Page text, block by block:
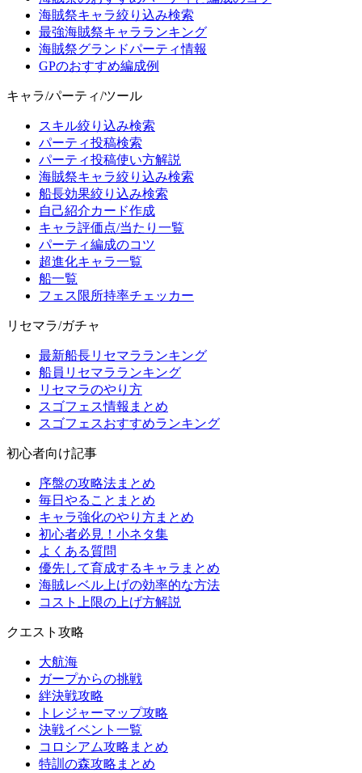
海賊祭キャラ絞り込み検索
最強海賊祭キャラランキング
海賊祭グランドパーティ情報
GPのおすすめ編成例
キャラ/パーティ/ツール
スキル絞り込み検索
パーティ投稿検索
パーティ投稿使い方解説
海賊祭キャラ絞り込み検索
船長効果絞り込み検索
自己紹介カード作成
キャラ評価点/当たり一覧
パーティ編成のコツ
超進化キャラ一覧
船一覧
フェス限所持率チェッカー
リセマラ/ガチャ
最新船長リセマラランキング
船員リセマラランキング
リセマラのやり方
スゴフェス情報まとめ
スゴフェスおすすめランキング
初心者向け記事
序盤の攻略法まとめ
毎日やることまとめ
キャラ強化のやり方まとめ
初心者必見！小ネタ集
よくある質問
優先して育成するキャラまとめ
海賊レベル上げの効率的な方法
コスト上限の上げ方解説
クエスト攻略
大航海
ガープからの挑戦
絆決戦攻略
トレジャーマップ攻略
決戦イベント一覧
コロシアム攻略まとめ
特訓の森攻略まとめ